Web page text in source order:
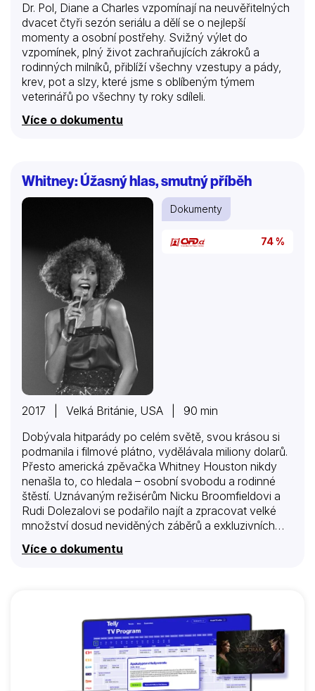
Dr. Pol, Diane a Charles vzpomínají na neuvěřitelných
dvacet čtyři sezón seriálu a dělí se o nejlepší
momenty a osobní postřehy. Svižný výlet do
vzpomínek, plný život zachraňujících zákroků a
rodinných milníků, přiblíží všechny vzestupy a pády,
krev, pot a slzy, které jsme s oblíbeným týmem
veterinářů po všechny ty roky sdíleli.
Více o dokumentu
Whitney: Úžasný hlas, smutný příběh
Dokumenty
74 %
2017 | Velká Británie, USA | 90 min
Dobývala hitparády po celém světě, svou krásou si
podmanila i filmové plátno, vydělávala miliony dolarů.
Přesto americká zpěvačka Whitney Houston nikdy
nenašla to, co hledala – osobní svobodu a rodinné
štěstí. Uznávaným režisérům Nicku Broomfieldovi a
Rudi Dolezalovi se podařilo najít a zpracovat velké
množství dosud neviděných záběrů a exkluzivních
výpověďmi členů nejbližší rodiny a spolupracovníků
hudby, ale i soukromý život plný pochybností a
nezvládnutých závislostí. Všechny kroky a životní
rozhodnutí Whitney Houston nezadržitelně
směřovaly k 11. únoru 2012, kdy její život tragicky
skončil v pouhých 48 letech.
Více o dokumentu